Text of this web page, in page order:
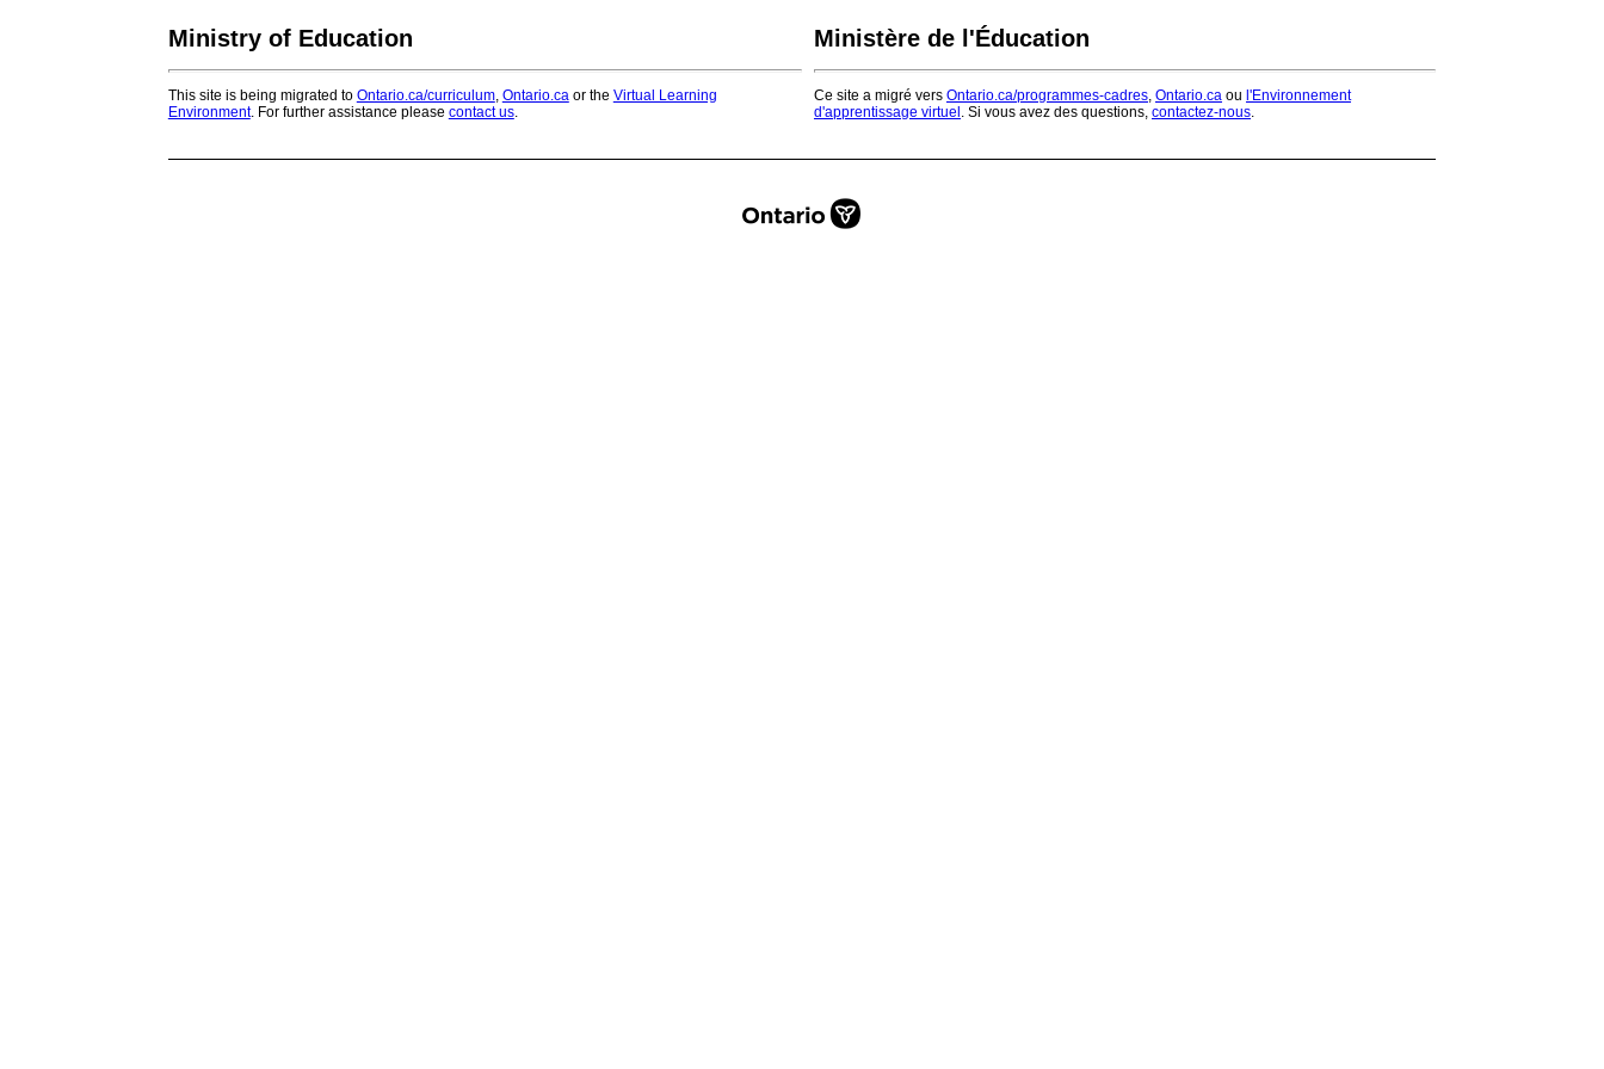
Ministry of Education
This site is being migrated to Ontario.ca/curriculum, Ontario.ca or the Virtual Learning
Environment. For further assistance please contact us.
Ministère de l'Éducation
Ce site a migré vers Ontario.ca/programmes-cadres, Ontario.ca ou l'Environnement
d'apprentissage virtuel . Si vous avez des questions, contactez-nous.